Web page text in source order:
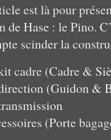
est là pour
de Hase : le Pino.
scinder la
cadre (Cadre &
(Guidon &
(Porte